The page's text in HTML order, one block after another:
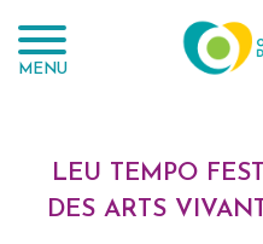
MENU
LEU TEMPO
DES ARTS